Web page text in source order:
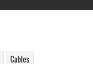
Cables